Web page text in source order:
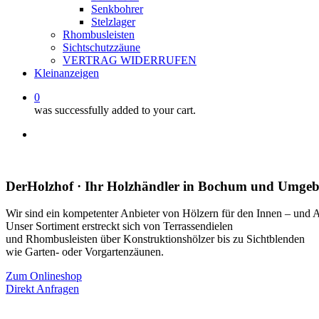
Senkbohrer
Stelzlager
Rhombusleisten
Sichtschutzzäune
VERTRAG WIDERRUFEN
Kleinanzeigen
0
was successfully added to your cart.
DerHolzhof · Ihr Holzhändler in Bochum und
Wir sind ein kompetenter Anbieter von Hölzern für den Innen – und
Unser Sortiment erstreckt sich von Terrassendielen
und Rhombusleisten über Konstruktionshölzer bis zu Sichtblenden
wie Garten- oder Vorgartenzäunen.
Zum Onlineshop
Direkt Anfragen